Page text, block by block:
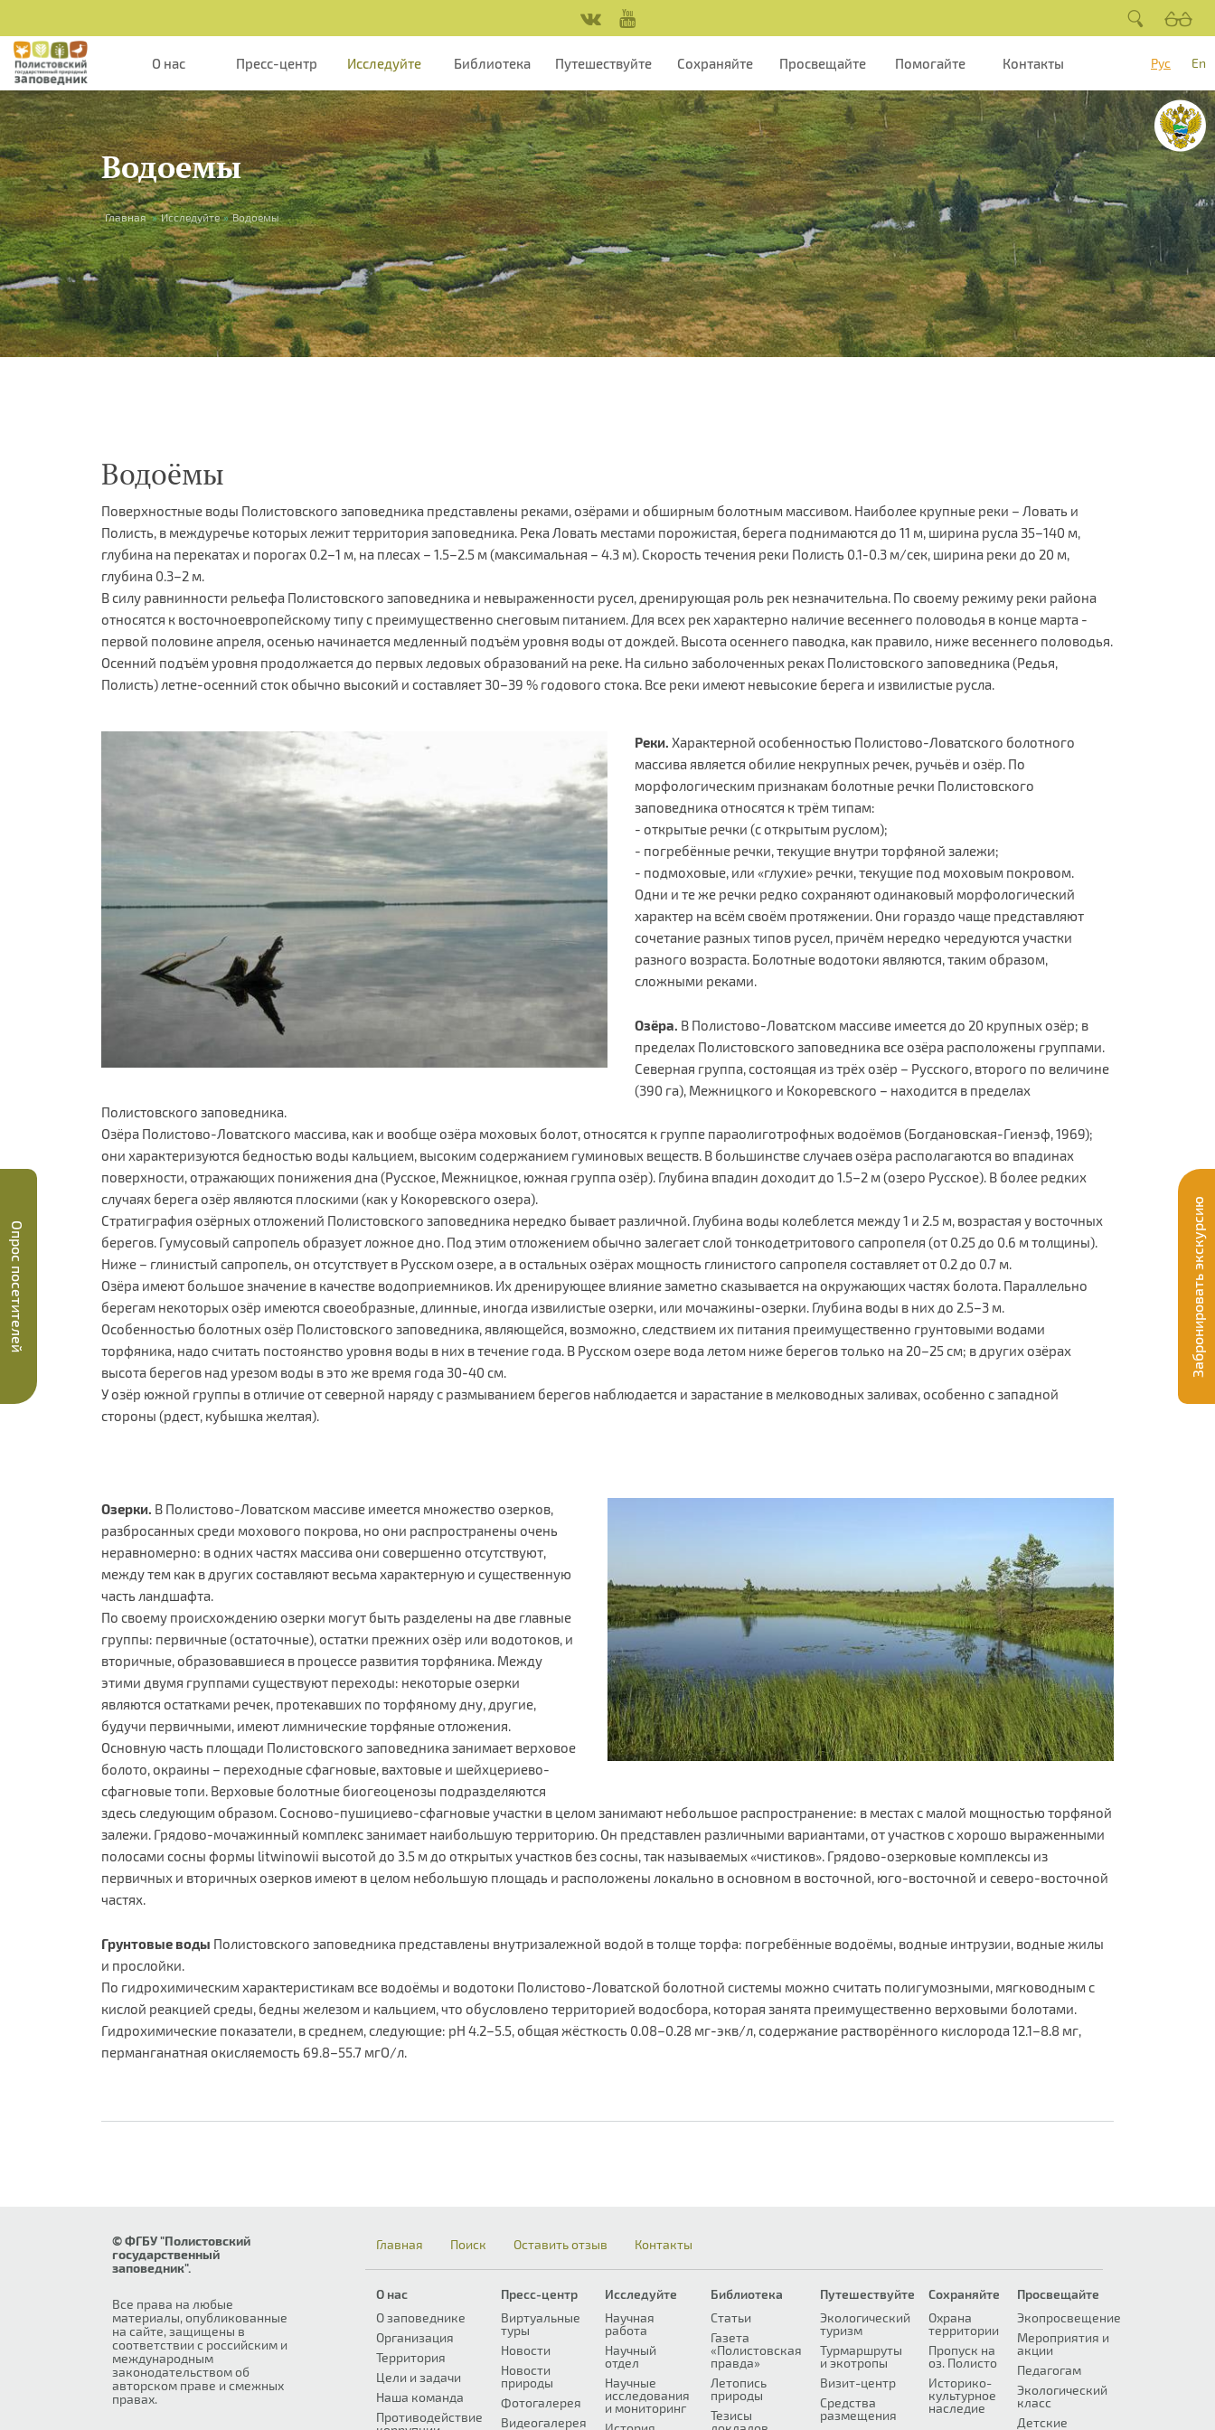
О нас Пресс-центр Исследуйте Библиотека Путешествуйте Сохраняйте Просвещайте Помогайте Контакты Рус En
Водоемы
Вы здесь
Главная » Исследуйте » Водоемы
Водоёмы
Поверхностные воды Полистовского заповедника представлены реками, озёрами и обширным болотным массивом. Наиболее крупные реки – Ловать и
Полисть, в междуречье которых лежит территория заповедника. Река Ловать местами порожистая, берега поднимаются до 11 м, ширина русла 35–140 м,
глубина на перекатах и порогах 0.2–1 м, на плесах – 1.5–2.5 м (максимальная – 4.3 м). Скорость течения реки Полисть 0.1-0.3 м/сек, ширина реки до 20 м,
глубина 0.3–2 м.
В силу равнинности рельефа Полистовского заповедника и невыраженности русел, дренирующая роль рек незначительна. По своему режиму реки района
относятся к восточноевропейскому типу с преимущественно снеговым питанием. Для всех рек характерно наличие весеннего половодья в конце марта -
первой половине апреля, осенью начинается медленный подъём уровня воды от дождей. Высота осеннего паводка, как правило, ниже весеннего половодья.
Осенний подъём уровня продолжается до первых ледовых образований на реке. На сильно заболоченных реках Полистовского заповедника (Редья,
Полисть) летне-осенний сток обычно высокий и составляет 30–39 % годового стока. Все реки имеют невысокие берега и извилистые русла.
Реки. Характерной особенностью Полистово-Ловатского болотного
массива является обилие некрупных речек, ручьёв и озёр. По
морфологическим признакам болотные речки Полистовского
заповедника относятся к трём типам:
- открытые речки (с открытым руслом);
- погребённые речки, текущие внутри торфяной залежи;
- подмоховые, или «глухие» речки, текущие под моховым покровом.
Одни и те же речки редко сохраняют одинаковый морфологический
характер на всём своём протяжении. Они гораздо чаще представляют
сочетание разных типов русел, причём нередко чередуются участки
разного возраста. Болотные водотоки являются, таким образом,
сложными реками.
Озёра. В Полистово-Ловатском массиве имеется до 20 крупных озёр; в
пределах Полистовского заповедника все озёра расположены группами.
Северная группа, состоящая из трёх озёр – Русского, второго по величине
(390 га), Межницкого и Кокоревского – находится в пределах
Полистовского заповедника.
Озёра Полистово-Ловатского массива, как и вообще озёра моховых болот, относятся к группе параолиготрофных водоёмов (Богдановская-Гиенэф, 1969);
они характеризуются бедностью воды кальцием, высоким содержанием гуминовых веществ. В большинстве случаев озёра располагаются во впадинах
поверхности, отражающих понижения дна (Русское, Межницкое, южная группа озёр). Глубина впадин доходит до 1.5–2 м (озеро Русское). В более редких
случаях берега озёр являются плоскими (как у Кокоревского озера).
Стратиграфия озёрных отложений Полистовского заповедника нередко бывает различной. Глубина воды колеблется между 1 и 2.5 м, возрастая у восточных
берегов. Гумусовый сапропель образует ложное дно. Под этим отложением обычно залегает слой тонкодетритового сапропеля (от 0.25 до 0.6 м толщины).
Ниже – глинистый сапропель, он отсутствует в Русском озере, а в остальных озёрах мощность глинистого сапропеля составляет от 0.2 до 0.7 м.
Озёра имеют большое значение в качестве водоприемников. Их дренирующее влияние заметно сказывается на окружающих частях болота. Параллельно
берегам некоторых озёр имеются своеобразные, длинные, иногда извилистые озерки, или мочажины-озерки. Глубина воды в них до 2.5–3 м.
Особенностью болотных озёр Полистовского заповедника, являющейся, возможно, следствием их питания преимущественно грунтовыми водами
торфяника, надо считать постоянство уровня воды в них в течение года. В Русском озере вода летом ниже берегов только на 20–25 см; в других озёрах
высота берегов над урезом воды в это же время года 30-40 см.
У озёр южной группы в отличие от северной наряду с размыванием берегов наблюдается и зарастание в мелководных заливах, особенно с западной
стороны (рдест, кубышка желтая).
Озерки. В Полистово-Ловатском массиве имеется множество озерков,
разбросанных среди мохового покрова, но они распространены очень
неравномерно: в одних частях массива они совершенно отсутствуют,
между тем как в других составляют весьма характерную и существенную
часть ландшафта.
По своему происхождению озерки могут быть разделены на две главные
группы: первичные (остаточные), остатки прежних озёр или водотоков, и
вторичные, образовавшиеся в процессе развития торфяника. Между
этими двумя группами существуют переходы: некоторые озерки
являются остатками речек, протекавших по торфяному дну, другие,
будучи первичными, имеют лимнические торфяные отложения.
Основную часть площади Полистовского заповедника занимает верховое
болото, окраины – переходные сфагновые, вахтовые и шейхцериево-
сфагновые топи. Верховые болотные биогеоценозы подразделяются
здесь следующим образом. Сосново-пушициево-сфагновые участки в целом занимают небольшое распространение: в местах с малой мощностью торфяной
залежи. Грядово-мочажинный комплекс занимает наибольшую территорию. Он представлен различными вариантами, от участков с хорошо выраженными
полосами сосны формы litwinowii высотой до 3.5 м до открытых участков без сосны, так называемых «чистиков». Грядово-озерковые комплексы из
первичных и вторичных озерков имеют в целом небольшую площадь и расположены локально в основном в восточной, юго-восточной и северо-восточной
частях.
Грунтовые воды Полистовского заповедника представлены внутризалежной водой в толще торфа: погребённые водоёмы, водные интрузии, водные жилы
и прослойки.
По гидрохимическим характеристикам все водоёмы и водотоки Полистово-Ловатской болотной системы можно считать полигумозными, мягководным с
кислой реакцией среды, бедны железом и кальцием, что обусловлено территорией водосбора, которая занята преимущественно верховыми болотами.
Гидрохимические показатели, в среднем, следующие: рН 4.2–5.5, общая жёсткость 0.08–0.28 мг-экв/л, содержание растворённого кислорода 12.1–8.8 мг,
перманганатная окисляемость 69.8–55.7 мгО/л.
© ФГБУ "Полистовский
государственный
заповедник".
Все права на любые
материалы, опубликованные
на сайте, защищены в
соответствии с российским и
международным
законодательством об
авторском праве и смежных
правах.
Главная Поиск Оставить отзыв Контакты
О нас
О заповеднике
Организация
Территория
Цели и задачи
Наша команда
Противодействие
Пресс-центр
Виртуальные
туры
Новости
Новости
природы
Фотогалерея
Видеогалерея
Исследуйте
Научная
работа
Научный
отдел
Научные
исследования
и мониторинг
Библиотека
Статьи
Газета
«Полистовская
правда»
Летопись
природы
Тезисы
Путешествуйте
Экологический
туризм
Турмаршруты
и экотропы
Визит-центр
Средства
размещения
Сохраняйте
Охрана
территории
Пропуск на
оз. Полисто
Историко-
культурное
наследие
Просвещайте
Экопросвещение
Мероприятия и
акции
Педагогам
Экологический
класс
Детские
Забронировать экскурсию
Опрос посетителей